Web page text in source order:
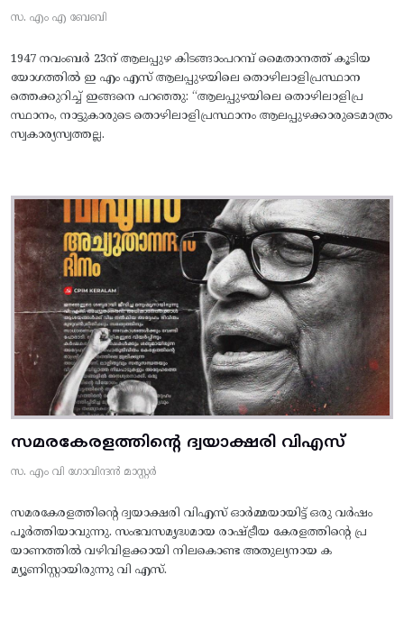
സ. എം എ ബേബി
1947 നവംബർ 23ന് ആലപ്പുഴ കിടങ്ങാംപറമ്പ്‌ മൈതാനത്ത്‌ കൂടിയ
യോഗത്തിൽ ഇ എം എസ് ആലപ്പുഴയിലെ തൊഴിലാളിപ്രസ്ഥാന
ത്തെക്കുറിച്ച് ഇങ്ങനെ പറഞ്ഞു: “ആലപ്പുഴയിലെ തൊഴിലാളിപ്ര
സ്ഥാനം, നാട്ടുകാരുടെ തൊഴിലാളിപ്രസ്ഥാനം ആലപ്പുഴക്കാരുടെമാത്രം
സ്വകാര്യസ്വത്തല്ല.
സമരകേരളത്തിൻ്റെ ദ്വയാക്ഷരി വിഎസ്
സ. എം വി ഗോവിന്ദൻ മാസ്റ്റർ
സമരകേരളത്തിൻ്റെ ദ്വയാക്ഷരി വിഎസ് ഓർമ്മയായിട്ട് ഒരു വർഷം
പൂർത്തിയാവുന്നു. സംഭവസമൃദ്ധമായ രാഷ്ട്രീയ കേരളത്തിന്റെ പ്ര
യാണത്തിൽ വഴിവിളക്കായി നിലകൊണ്ട അതുല്യനായ ക
മ്യൂണിസ്റ്റായിരുന്നു വി എസ്.